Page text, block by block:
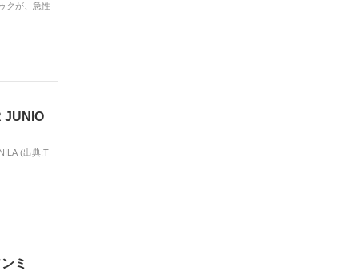
クが、急性
JUNIO
(出典:T
ミ